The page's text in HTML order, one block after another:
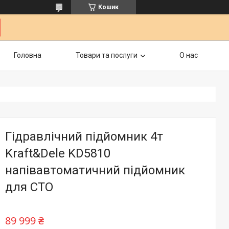
Кошик
Головна Товари та послуги О нас
Гідравлічний підйомник 4т
Kraft&Dele KD5810
напівавтоматичний підйомник
для СТО
89 999 ₴